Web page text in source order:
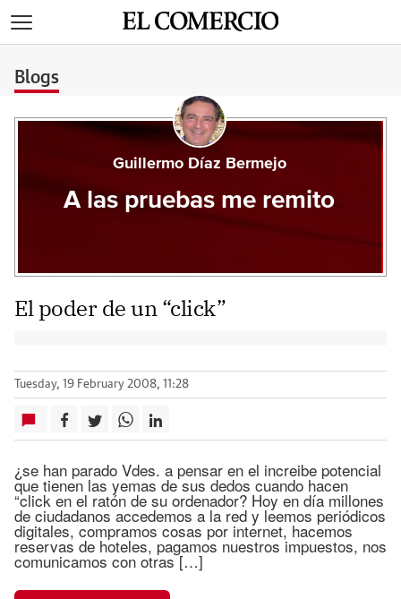
Blogs
Guillermo Díaz Bermejo
A las pruebas me remito
El poder de un “click”
Tuesday, 19 February 2008, 11:28
¿se han parado Vdes. a pensar en el increibe potencial
que tienen las yemas de sus dedos cuando hacen
“click en el ratón de su ordenador? Hoy en día millones
de ciudadanos accedemos a la red y leemos periódicos
digitales, compramos cosas por internet, hacemos
reservas de hoteles, pagamos nuestros impuestos, nos
comunicamos con otras […]